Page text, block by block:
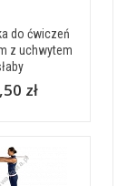
do ćwiczeń
z uchwytem
zł